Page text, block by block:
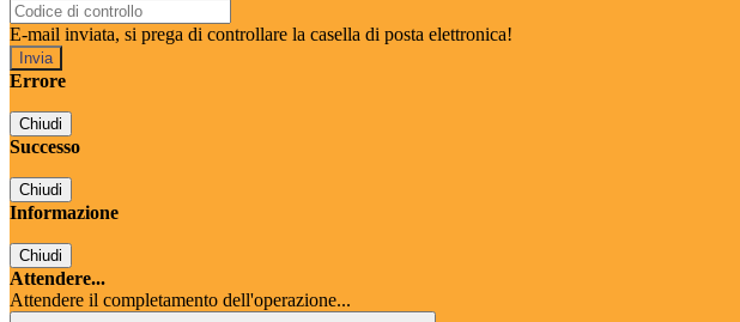
E-mail inviata, si prega di controllare la casella di posta elettronica!
Errore
Chiudi
Successo
Chiudi
Informazione
Chiudi
Attendere...
Attendere il completamento dell'operazione...